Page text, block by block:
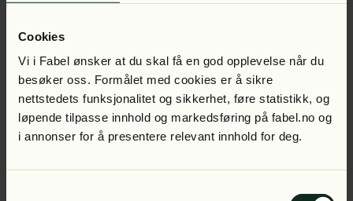
Cookies
Vi i Fabel ønsker at du skal få en god opplevelse når du
besøker oss. Formålet med cookies er å sikre
nettstedets funksjonalitet og sikkerhet, føre statistikk, og
løpende tilpasse innhold og markedsføring på fabel.no og
i annonser for å presentere relevant innhold for deg.